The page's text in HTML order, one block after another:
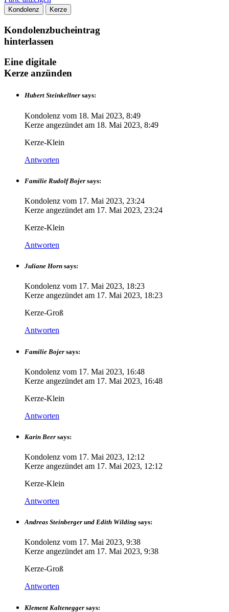
Kondolenz Kerze
Kondolenzbucheintrag
hinterlassen
Eine digitale
Kerze anzünden
Hubert Steinkellner says:
Kondolenz vom 18. Mai 2023, 8:49
Kerze angezündet am 18. Mai 2023, 8:49
Kerze-Klein
Antworten
Familie Rudolf Bojer says:
Kondolenz vom 17. Mai 2023, 23:24
Kerze angezündet am 17. Mai 2023, 23:24
Kerze-Klein
Antworten
Juliane Horn says:
Kondolenz vom 17. Mai 2023, 18:23
Kerze angezündet am 17. Mai 2023, 18:23
Kerze-Groß
Antworten
Familie Bojer says:
Kondolenz vom 17. Mai 2023, 16:48
Kerze angezündet am 17. Mai 2023, 16:48
Kerze-Klein
Antworten
Karin Beer says:
Kondolenz vom 17. Mai 2023, 12:12
Kerze angezündet am 17. Mai 2023, 12:12
Kerze-Klein
Antworten
Andreas Steinberger und Edith Wilding says:
Kondolenz vom 17. Mai 2023, 9:38
Kerze angezündet am 17. Mai 2023, 9:38
Kerze-Groß
Antworten
Klement Kaltenegger says: